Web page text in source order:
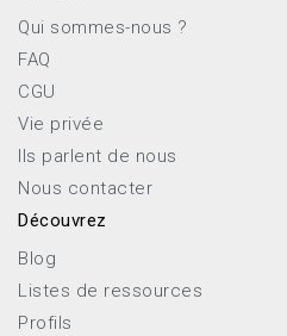
Qui sommes-nous ?
FAQ
CGU
Vie privée
Ils parlent de nous
Nous contacter
Découvrez
Blog
Listes de ressources
Profils